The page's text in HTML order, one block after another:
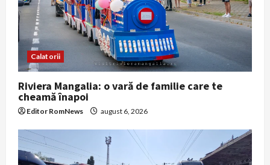
Calatorii
Riviera Mangalia: o vară de familie care te
cheamă înapoi
Editor RomNews august 6, 2026